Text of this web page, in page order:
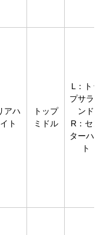
アハ
イト
トップ
ミドル
L：トッ
プサラウ
ンド
R：セン
ターハイ
ト